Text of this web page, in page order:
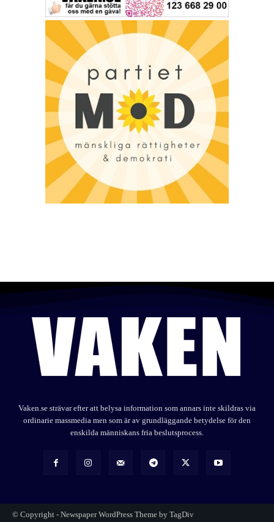
Vaken.se strävar efter att belysa information som annars inte skildras via
ordinarie massmedia men som är av grundläggande betydelse för den
enskilda människans fria beslutsprocess.
© Copyright - Newspaper WordPress Theme by TagDiv